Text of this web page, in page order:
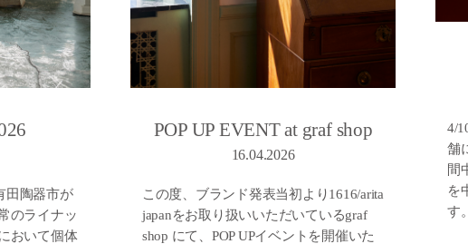
田陶器市が
のライナッ
おいて個体
POP UP EVENT at graf shop
16.04.2026
この度、ブランド発表当初より1616/arita
japanをお取り扱いいただいているgraf
shop にて、POP UPイベントを開催いた
4/
舗
間
を
す